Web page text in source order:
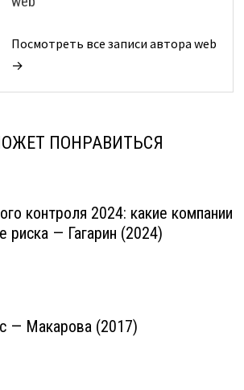
Посмотреть все записи автора web
→
ПОНРАВИТЬСЯ
контроля 2024: какие компании
риска — Гагарин (2024)
— Макарова (2017)